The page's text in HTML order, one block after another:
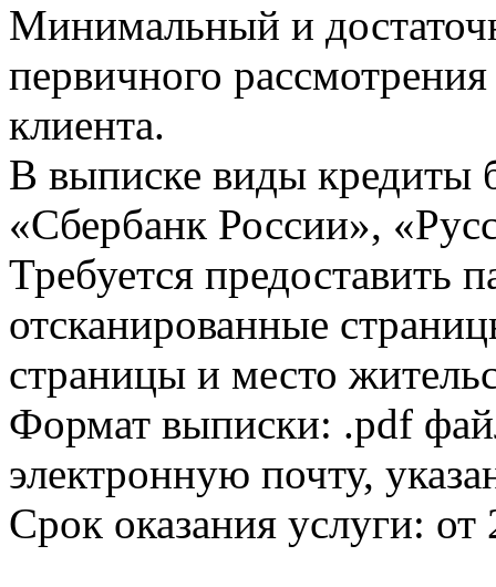
Минимальный и
первичного
клиента.
В выписке виды кредиты
«Сбербанк России»,
Требуется предоставить
отсканированные
страницы и место
Формат выписки: .pdf
электронную почту,
Срок оказания услуги: от